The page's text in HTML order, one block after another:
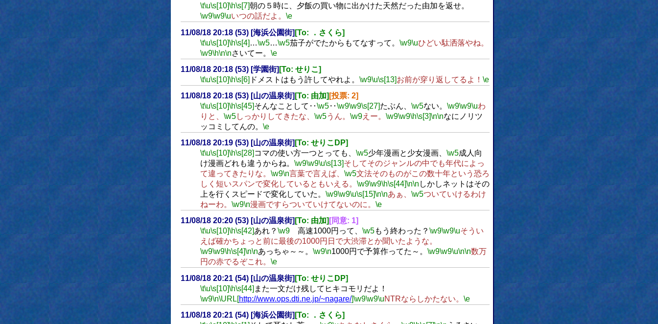
\t\u\s[10]\h\s[7]朝の５時に、夕飯の買い物に出かけた天然だった由加を返せ。
\w9\w9\uいつの話だよ。 \e
11/08/18 20:18 (53) [海浜公園街] [To: ．さくら]
\t\u\s[10]\h\s[4] …\w5…\w5茄子がでたからもてなすって。 \w9\uひどい駄洒落やね。
\w9\h\n\nさいてー。 \e
11/08/18 20:18 (53) [学園街] [To: せりこ]
\t\u\s[10]\h\s[6] ドメストはもう許してやれよ。 \w9\u\s[13]お前が穿り返してるよ！ \e
11/08/18 20:18 (53) [山の温泉街] [To: 由加] [投票: 2]
\t\u\s[10]\h\s[45]そんなことして‥\w5‥\w9\w9\s[27]たぶん、 \w5ない。 \w9\w9\uわ
りと、 \w5しっかりしてきたな、 \w5うん。 \w9えー。 \w9\w9\h\s[3]\n\nなにノリツ
ッコミしてんの。 \e
11/08/18 20:19 (53) [山の温泉街] [To: せりこDP]
\t\u\s[10]\h\s[28] コマの使い方一つとっても、 \w5少年漫画と少女漫画、 \w5成人向
け漫画どれも違うからね。 \w9\w9\u\s[13]そしてそのジャンルの中でも年代によっ
て違ってきたりな。 \w9\n言葉で言えば、 \w5文法そのものがこの数十年という恐ろ
しく短いスパンで変化しているともいえる。 \w9\w9\h\s[44]\n\n しかしネットはその
上を行くスピードで変化していた。 \w9\w9\u\s[15]\n\nあぁ、 \w5ついていけるわけ
ねーわ。 \w9\n漫画ですらついていけてないのに。 \e
11/08/18 20:20 (53) [山の温泉街] [To: 由加] [同意: 1]
\t\u\s[10]\h\s[42]あれ？ \w9高速1000円って、 \w5もう終わった？ \w9\w9\uそうい
えば確かちょっと前に最後の1000円日で大渋滞とか聞いたような。
\w9\w9\h\s[4]\n\nあっちゃ～～。 \w9\n1000円で予算作ってた～。 \w9\w9\u\n\n数万
円の赤でるぞこれ。 \e
11/08/18 20:21 (54) [山の温泉街] [To: せりこDP]
\t\u\s[10]\h\s[44] また一文だけ残してヒキコモリだよ！
\w9\n\URL[http://www.ops.dti.ne.jp/~nagare/]\w9\w9\uNTRならしかたない。 \e
11/08/18 20:21 (54) [海浜公園街] [To: ．さくら]